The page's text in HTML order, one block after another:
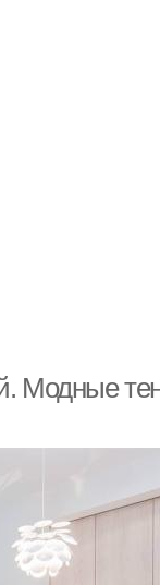
Модные